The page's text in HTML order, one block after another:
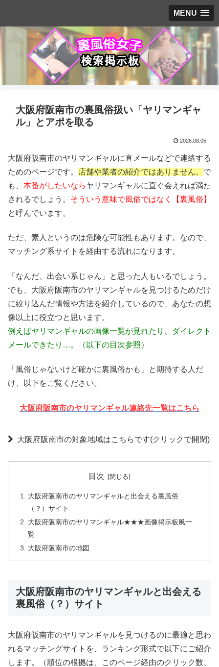
MENU
大阪府阪南市の裏風俗扱い「ヤリマンギャ
ル」とアポを取る
2026.08.05
大阪府阪南市のヤリマンギャルに直メールなどで連絡する
ためのページです。
店舗や業者の紹介ではありません。 で
も、 本番がしたいならヤリマンギャルに直ぐ会えれば満た
されるでしょう。 そういう意味で風俗ではなく【裏風俗】
と呼んでいます。
ただ、素人というのは危険な可能性もあります。なので、
マッチング系サイトを経由する流れになります。
「なんだ、出会い系じゃん」と思った人もいるでしょう。
でも、大阪府阪南市のヤリマンギャルを見つけるためだけ
に絞り込んだ情報や方法を紹介しているので、あなたの想
像以上に役立つと思います。
例えばヤリマンギャルの画像一覧が見れたり、ダイレクト
メールできたり…。（以下の目次参照）
「風俗じゃないけど確かに裏風俗かも」と期待する人だ
け、以下をご覧ください。
大阪府阪南市のヤリマンギャル連絡先一覧はこちら
大阪府阪南市の対象地域はこちらです(クリックで開閉)
目次
大阪府阪南市のヤリマンギャルと出会える裏風俗
（？）サイト
大阪府阪南市のヤリマンギャル★★★画像掲示板風一
覧
大阪府阪南市の地図
大阪府阪南市のヤリマンギャルと出会える
裏風俗（？）サイト
大阪府阪南市のヤリマンギャルを見つけるのに最適と思わ
れるマッチングサイトを、ランキング形式で以下にご紹介
します。（順位の根拠は、このページ経由のクリック数、